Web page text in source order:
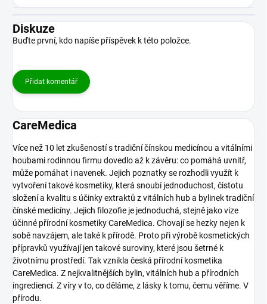
Diskuze
Buďte první, kdo napíše příspěvek k této položce.
Přidat komentář
CareMedica
Více než 10 let zkušeností s tradiční čínskou medicínou a vitálními
houbami rodinnou firmu dovedlo až k závěru: co pomáhá uvnitř,
může pomáhat i navenek. Jejich poznatky se rozhodli využít k
vytvoření takové kosmetiky, která snoubí jednoduchost, čistotu
složení a kvalitu s účinky extraktů z vitálních hub a bylinek tradiční
čínské medicíny. Jejich filozofie je jednoduchá, stejně jako vize
účinné přírodní kosmetiky CareMedica. Chovají se hezky nejen k
sobě navzájem, ale také k přírodě. Proto při výrobě kosmetických
přípravků využívají jen takové suroviny, které jsou šetrné k
životnímu prostředí. Tak vznikla česká přírodní kosmetika
CareMedica. Z nejkvalitnějších bylin, vitálních hub a přírodních
ingrediencí. Z víry v to, co děláme, z lásky k tomu, čemu věříme. V
přírodu.